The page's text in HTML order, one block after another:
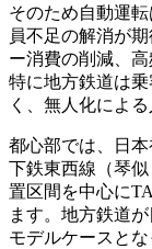
そのため自動運
員不足の解消が
ー消費の削減、
特に地方鉄道は
く、無人化によ
都心部では、日
下鉄東西線（琴
置区間を中心に
ます。地方鉄道
モデルケースと